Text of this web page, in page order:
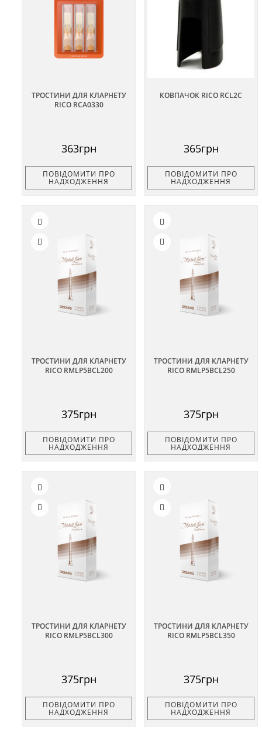
ТРОСТИНИ ДЛЯ КЛАРНЕТУ
RICO RCA0330
363грн
ПОВІДОМИТИ ПРО
НАДХОДЖЕННЯ
КОВПАЧОК RICO RCL2C
365грн
ПОВІДОМИТИ ПРО
НАДХОДЖЕННЯ
ТРОСТИНИ ДЛЯ КЛАРНЕТУ
RICO RMLP5BCL200
375грн
ПОВІДОМИТИ ПРО
НАДХОДЖЕННЯ
ТРОСТИНИ ДЛЯ КЛАРНЕТУ
RICO RMLP5BCL250
375грн
ПОВІДОМИТИ ПРО
НАДХОДЖЕННЯ
ТРОСТИНИ ДЛЯ КЛАРНЕТУ
RICO RMLP5BCL300
375грн
ПОВІДОМИТИ ПРО
НАДХОДЖЕННЯ
ТРОСТИНИ ДЛЯ КЛАРНЕТУ
RICO RMLP5BCL350
375грн
ПОВІДОМИТИ ПРО
НАДХОДЖЕННЯ